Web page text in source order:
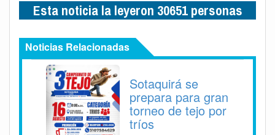
Esta noticia la leyeron 30651 personas
Noticias Relacionadas
Sotaquirá se
prepara para gran
torneo de tejo por
tríos